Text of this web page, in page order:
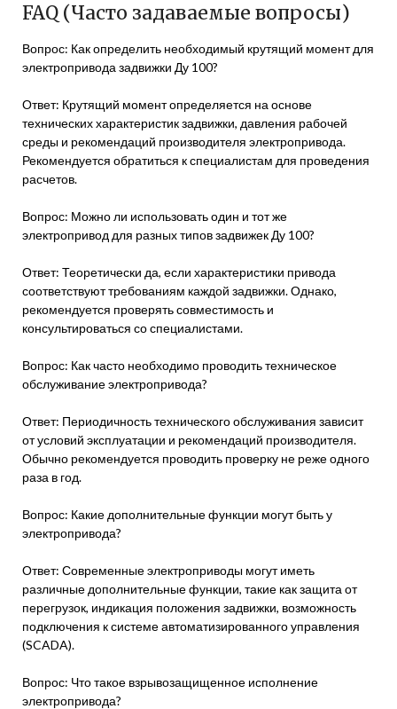
FAQ (Часто задаваемые вопросы)
Вопрос: Как определить необходимый крутящий момент для
электропривода задвижки Ду 100?
Ответ: Крутящий момент определяется на основе
технических характеристик задвижки, давления рабочей
среды и рекомендаций производителя электропривода.
Рекомендуется обратиться к специалистам для проведения
расчетов.
Вопрос: Можно ли использовать один и тот же
электропривод для разных типов задвижек Ду 100?
Ответ: Теоретически да, если характеристики привода
соответствуют требованиям каждой задвижки. Однако,
рекомендуется проверять совместимость и
консультироваться со специалистами.
Вопрос: Как часто необходимо проводить техническое
обслуживание электропривода?
Ответ: Периодичность технического обслуживания зависит
от условий эксплуатации и рекомендаций производителя.
Обычно рекомендуется проводить проверку не реже одного
раза в год.
Вопрос: Какие дополнительные функции могут быть у
электропривода?
Ответ: Современные электроприводы могут иметь
различные дополнительные функции, такие как защита от
перегрузок, индикация положения задвижки, возможность
подключения к системе автоматизированного управления
(SCADA).
Вопрос: Что такое взрывозащищенное исполнение
электропривода?